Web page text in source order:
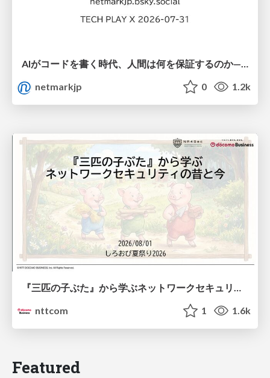
netmarkjp
0 1.2k
『三匹の子ぶた』から学ぶネットワークセキュリティの昔と今 / Network Security: Then and Now Through the Lens of The Three Little Pigs
nttcom
1 1.6k
Featured